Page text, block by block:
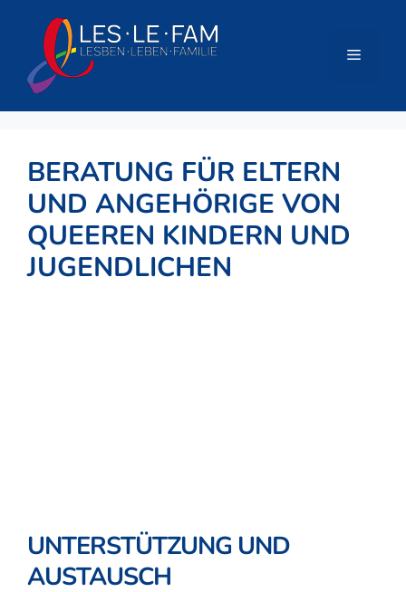
springen
Menü
BERATUNG FÜR ELTERN
UND ANGEHÖRIGE VON
QUEEREN KINDERN UND
JUGENDLICHEN
UNTERSTÜTZUNG UND
AUSTAUSCH